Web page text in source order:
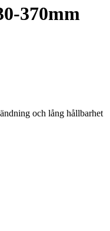
370mm
och lång hållbarhet